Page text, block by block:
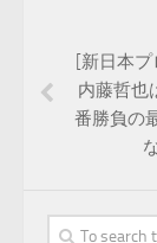
[新日本
内藤哲也
番勝負の